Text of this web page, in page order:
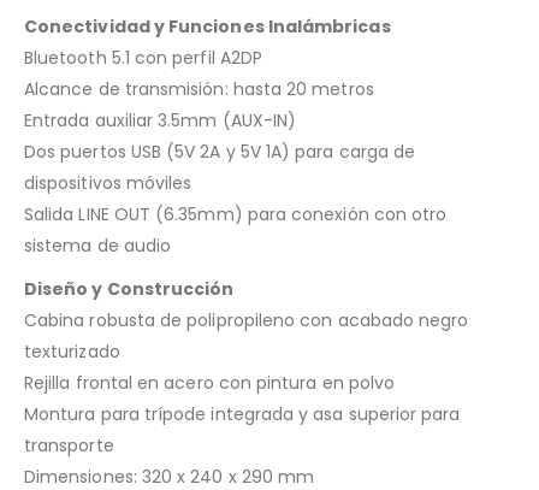
Conectividad y Funciones Inalámbricas
Bluetooth 5.1 con perfil A2DP
Alcance de transmisión: hasta 20 metros
Entrada auxiliar 3.5mm (AUX-IN)
Dos puertos USB (5V 2A y 5V 1A) para carga de
dispositivos móviles
Salida LINE OUT (6.35mm) para conexión con otro
sistema de audio
Diseño y Construcción
Cabina robusta de polipropileno con acabado negro
texturizado
Rejilla frontal en acero con pintura en polvo
Montura para trípode integrada y asa superior para
transporte
Dimensiones: 320 x 240 x 290 mm